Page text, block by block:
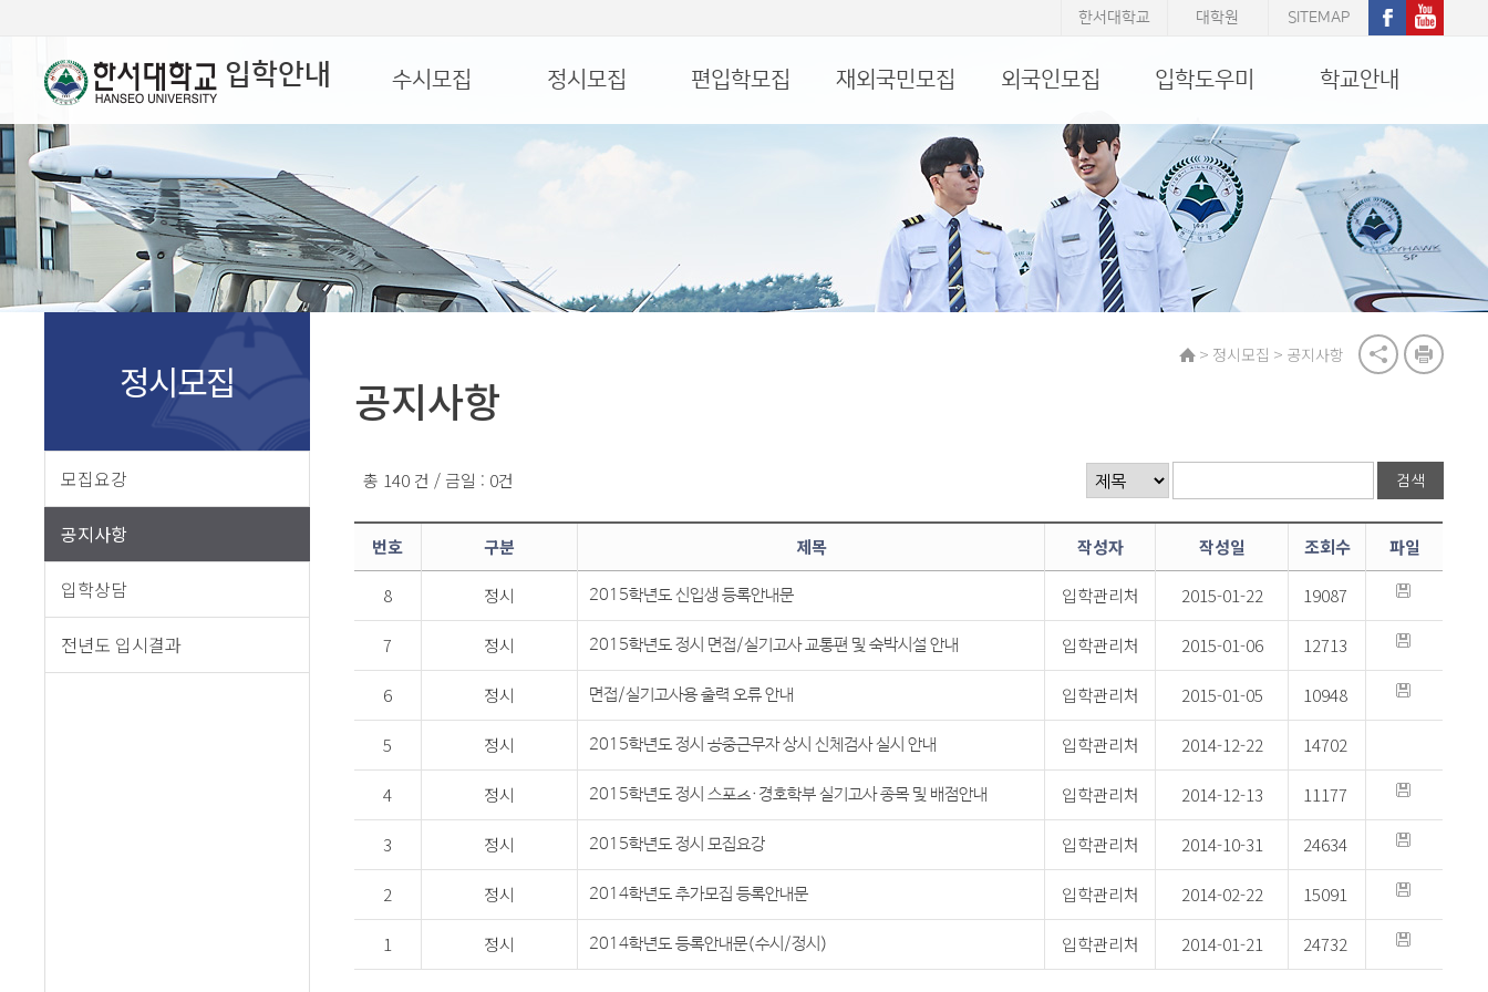
입학안내
한서대학교 대학원 SITEMAP
수시모집 정시모집 편입학모집 재외국민모집 외국인모집 입학도우미 학교안내
정시모집
모집요강
공지사항
입학상담
전년도 입시결과
> 정시모집 > 공지사항
공지사항
총 140 건 / 금일 : 0건
번호 구분 제목 작성자 작성일 조회수 파일
8 정시 2015학년도 신입생 등록안내문 입학관리처 2015-01-22 19087
7 정시 2015학년도 정시 면접/실기고사 교통편 및 숙박시설 안내 입학관리처 2015-01-06 12713
6 정시 면접/실기고사용 출력 오류 안내 입학관리처 2015-01-05 10948
5 정시 2015학년도 정시 공중근무자 상시 신체검사 실시 안내 입학관리처 2014-12-22 14702
4 정시 2015학년도 정시 스포츠·경호학부 실기고사 종목 및 배점안내 입학관리처 2014-12-13 11177
3 정시 2015학년도 정시 모집요강 입학관리처 2014-10-31 24634
2 정시 2014학년도 추가모집 등록안내문 입학관리처 2014-02-22 15091
1 정시 2014학년도 등록안내문(수시/정시) 입학관리처 2014-01-21 24732